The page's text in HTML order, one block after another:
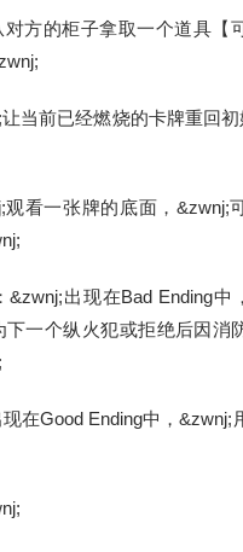
方的柜子拿取一个道具【
当前已经燃烧的卡牌重回
观看一张牌的底面，&zwnj;
&zwnj;出现在Bad Ending中
下一个纵火犯或拒绝后因消
在Good Ending中，&zwnj;